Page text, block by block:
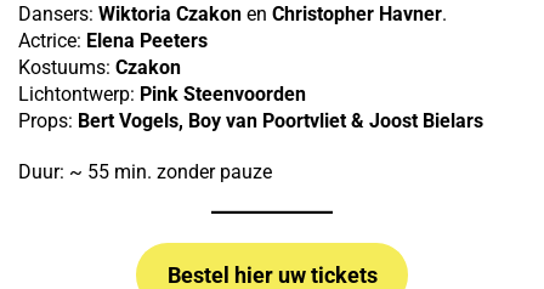
Dansers: Wiktoria Czakon en Christopher Havner.
Actrice: Elena Peeters
Kostuums: Czakon
Lichtontwerp: Pink Steenvoorden
Props: Bert Vogels, Boy van Poortvliet & Joost Bielars
Duur: ~ 55 min. zonder pauze
Bestel hier uw tickets